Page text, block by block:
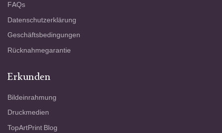
FAQs
Datenschutzerklärung
Geschäftsbedingungen
Rücknahmegarantie
Erkunden
Bildeinrahmung
Druckmedien
TopArtPrint Blog